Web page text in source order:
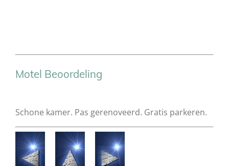
Motel Beoordeling
Schone kamer. Pas gerenoveerd. Gratis parkeren.